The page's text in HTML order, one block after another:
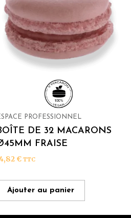
PROFESSIONNEL
DE 32 MACARONS
FRAISE
€ TTC
Ajouter au panier